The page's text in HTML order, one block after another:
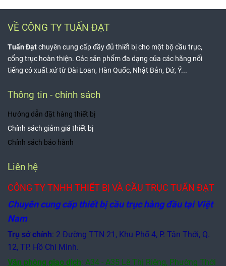
VỀ CÔNG TY TUẤN ĐẠT
Tuấn Đạtchuyên cung cấp đầy đủ thiết bị cho một bộ cầu trục,
cổng trục hoàn thiện. Các sản phẩm đa dạng của các hãng nổi
tiếng có xuất xứ từ Đài Loan, Hàn Quốc, Nhật Bản, Đứ, Ý...
Thông tin - chính sách
Hướng dẫn đặt hàng thiết bị
Chính sách giảm giá thiết bị
Chính sách bảo hành
Liên hệ
CÔNG TY TNHH THIẾT BỊ VÀ CẦU TRỤC TUẤN ĐẠT
Chuyên cung cấp thiết bị cầu trục hàng đầu tại Việt
Nam
Trụ sở chính: 2 Đường TTN 21, Khu Phố 4, P. Tân Thới, Q.
12, TP. Hồ Chí Minh.
Văn phòng giao dịch: A34 - A35 Lê Thị Riêng, Phường Thới